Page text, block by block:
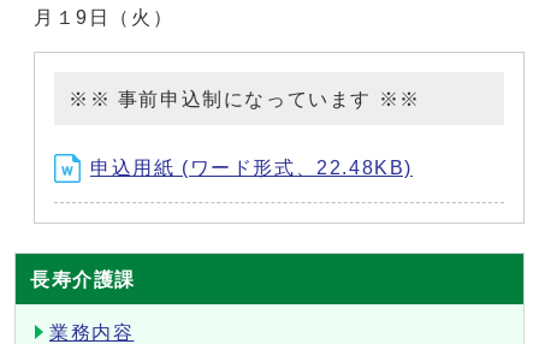
月１9日（火）
※※ 事前申込制になっています ※※
申込用紙 (ワード形式、22.48KB)
長寿介護課
業務内容